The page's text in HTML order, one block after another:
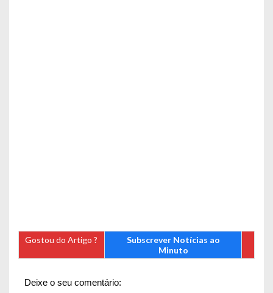
Gostou do Artigo ?
Subscrever Notícias ao
Minuto
Deixe o seu comentário: